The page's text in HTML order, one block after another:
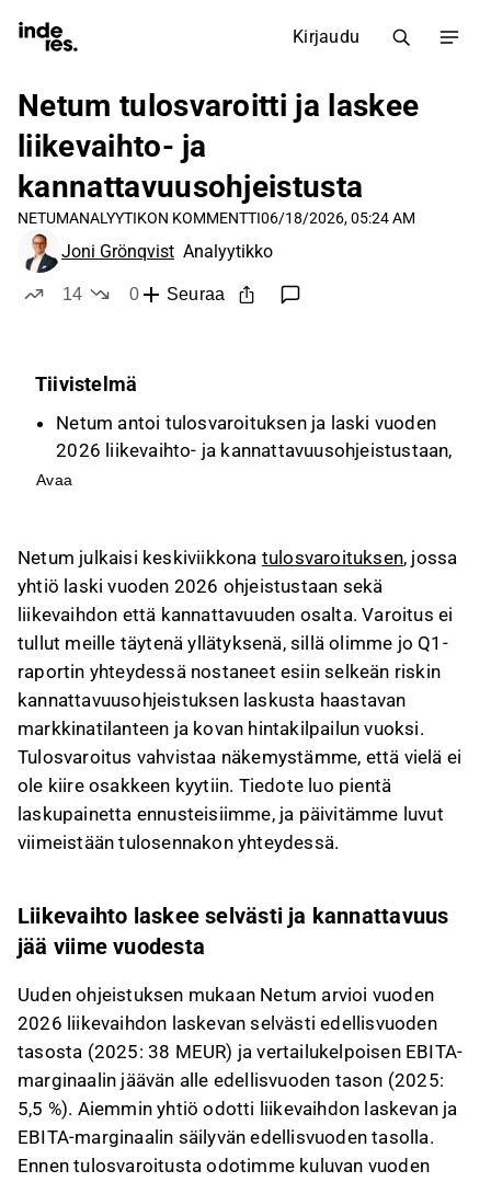
Kirjaudu
Netum tulosvaroitti ja laskee
liikevaihto- ja
kannattavuusohjeistusta
NETUMANALYYTIKON KOMMENTTI06/18/2026, 05:24 AM
Joni Grönqvist Analyytikko
14
0
Seuraa
Tiivistelmä
Netum antoi tulosvaroituksen ja laski vuoden
2026 liikevaihto- ja kannattavuusohjeistustaan,
mikä ei ollut yllätys haastavan
liikevaihto laskee selvästi vuoden 2025
tasosta (38 MEUR) ja EBITA-marginaali jää alle
edellisvuoden tason (5,5 %).
Q2 on ollut vaikea uusien hankkeiden
hitaamman käynnistymisen ja nykyisten
hankkeiden pienempien volyymien vuoksi, mikä
on painanut käyttöasteita.
Vaikka yhtiö odottaa parannusta vuoden
jälkipuoliskolla, se ei riitä nostamaan koko
vuoden kannattavuutta edellisvuoden tasolle,
mikä korostaa IT-palvelumarkkinan
Tämä sisältö on tekoälyn tuottamaa. Anna siihen
liittyvää palautetta Inderesin
Avaa
Netum julkaisi keskiviikkona tulosvaroituksen, jossa
yhtiö laski vuoden 2026 ohjeistustaan sekä
liikevaihdon että kannattavuuden osalta. Varoitus ei
tullut meille täytenä yllätyksenä, sillä olimme jo Q1-
raportin yhteydessä nostaneet esiin selkeän riskin
kannattavuusohjeistuksen laskusta haastavan
markkinatilanteen ja kovan hintakilpailun vuoksi.
Tulosvaroitus vahvistaa näkemystämme, että vielä ei
ole kiire osakkeen kyytiin. Tiedote luo pientä
laskupainetta ennusteisiimme, ja päivitämme luvut
viimeistään tulosennakon yhteydessä.
Liikevaihto laskee selvästi ja kannattavuus
jää viime vuodesta
Uuden ohjeistuksen mukaan Netum arvioi vuoden
2026 liikevaihdon laskevan selvästi edellisvuoden
tasosta (2025: 38 MEUR) ja vertailukelpoisen EBITA-
marginaalin jäävän alle edellisvuoden tason (2025:
5,5 %). Aiemmin yhtiö odotti liikevaihdon laskevan ja
EBITA-marginaalin säilyvän edellisvuoden tasolla.
Ennen tulosvaroitusta odotimme kuluvan vuoden